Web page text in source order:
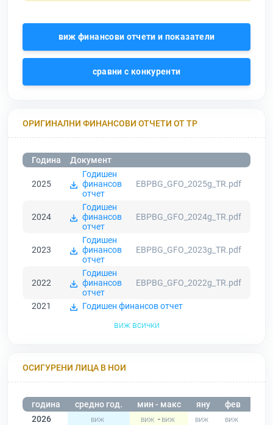
виж финансови отчети и показатели
сравни с конкуренти
ОРИГИНАЛНИ ФИНАНСОВИ ОТЧЕТИ ОТ ТР
Година Документ
2025
Годишен
финансов
отчет
EBPBG_GFO_2025g_TR.pdf
2024
Годишен
финансов
отчет
EBPBG_GFO_2024g_TR.pdf
2023
Годишен
финансов
отчет
EBPBG_GFO_2023g_TR.pdf
2022
Годишен
финансов
отчет
EBPBG_GFO_2022g_TR.pdf
2021
Годишен финансов отчет
виж всички
ОСИГУРЕНИ ЛИЦА В НОИ
година средно год. мин - макс яну фев
2026
-